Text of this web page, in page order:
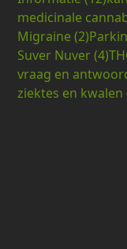
medicinale
Migraine (2)
Suver Nuver(4)
vraag en
ziektes en kwalen